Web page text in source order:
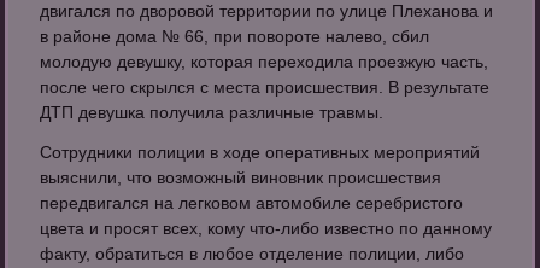
двигался по дворовой территории по улице Плеханова и
в районе дома № 66, при повороте налево, сбил
молодую девушку, которая переходила проезжую часть,
после чего скрылся с места происшествия. В результате
ДТП девушка получила различные травмы.
Сотрудники полиции в ходе оперативных мероприятий
выяснили, что возможный виновник происшествия
передвигался на легковом автомобиле серебристого
цвета и просят всех, кому что-либо известно по данному
факту, обратиться в любое отделение полиции, либо